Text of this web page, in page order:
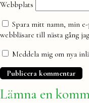
Webbplats
Spara mitt namn, min
webbläsare till nästa gång
Meddela mig om nya
Lämna en